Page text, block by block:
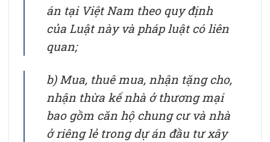
án tại Việt Nam theo quy định
của Luật này và pháp luật có liên
quan;
b) Mua, thuê mua, nhận tặng cho,
nhận thừa kế nhà ở thương mại
bao gồm căn hộ chung cư và nhà
ở riêng lẻ trong dự án đầu tư xây